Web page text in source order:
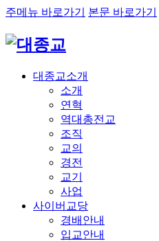
주메뉴 바로가기 본문 바로가기
대종교소개
소개
연혁
역대총전교
조직
교의
경전
교기
사업
사이버교당
경배안내
입교안내